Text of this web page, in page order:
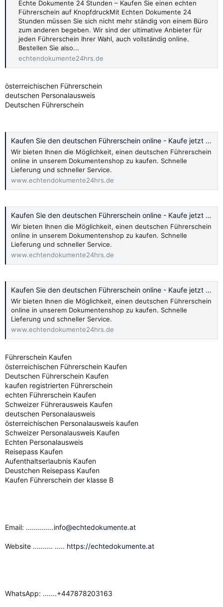
Echte Dokumente 24 Stunden – Kaufen Sie einen echten
Führerschein auf KnopfdruckMit Echten Dokumente 24
Stunden müssen Sie sich nicht mehr ständig von einem Büro
zum anderen begeben. Wir sind der ultimative Anbieter für
jeden Führerschein Ihrer Wahl, auch vollständig online.
Bestellen Sie also...
echtendokumente24hrs.de
österreichischen Führerschein
deutschen Personalausweis
Deutschen Führerschein
Kaufen Sie den deutschen Führerschein online - Kaufe jetzt 2024
Wir bieten Ihnen die Möglichkeit, einen deutschen Führerschein
online in unserem Dokumentenshop zu kaufen. Schnelle
Lieferung und schneller Service.
www.echtendokumente24hrs.de
Kaufen Sie den deutschen Führerschein online - Kaufe jetzt 2024
Wir bieten Ihnen die Möglichkeit, einen deutschen Führerschein
online in unserem Dokumentenshop zu kaufen. Schnelle
Lieferung und schneller Service.
www.echtendokumente24hrs.de
Kaufen Sie den deutschen Führerschein online - Kaufe jetzt 2024
Wir bieten Ihnen die Möglichkeit, einen deutschen Führerschein
online in unserem Dokumentenshop zu kaufen. Schnelle
Lieferung und schneller Service.
www.echtendokumente24hrs.de
Führerschein Kaufen
österreichischen Führerschein Kaufen
Deutschen Führerschein Kaufen
kaufen registrierten Führerschein
echten Führerschein Kaufen
Schweizer Führerausweis Kaufen
deutschen Personalausweis
österreichischen Personalausweis kaufen
Schweizer Personalausweis Kaufen
Echten Personalausweis
Reisepass Kaufen
Aufenthaltserlaubnis Kaufen
Deustchen Reisepass Kaufen
Kaufen Führerschein der klasse B
Email: ..............info@echtedokumente.at
Website .......... ..... https://echtedokumente.at
WhatsApp: .......+447878203163